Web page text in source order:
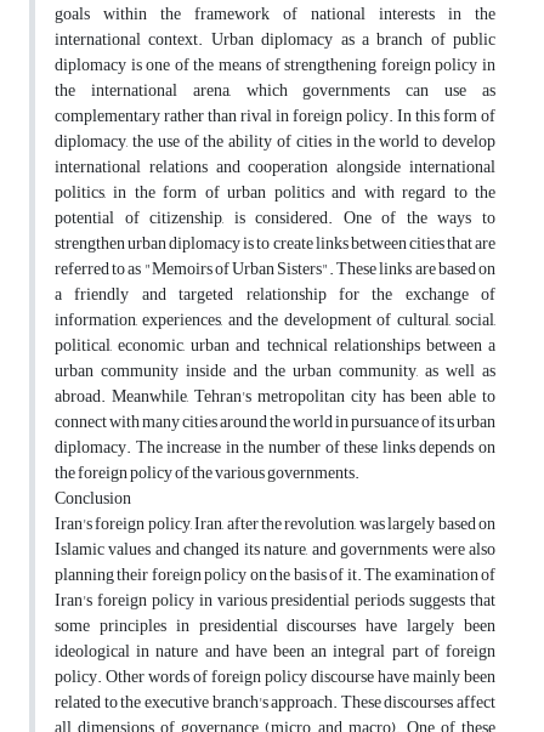
goals within the framework of national interests in the
international context. Urban diplomacy as a branch of public
diplomacy is one of the means of strengthening foreign policy in
the international arena, which governments can use as
complementary rather than rival in foreign policy. In this form of
diplomacy, the use of the ability of cities in the world to develop
international relations and cooperation alongside international
politics, in the form of urban politics and with regard to the
potential of citizenship, is considered. One of the ways to
strengthen urban diplomacy is to create links between cities that are
referred to as "Memoirs of Urban Sisters". These links are based on
a friendly and targeted relationship for the exchange of
information, experiences, and the development of cultural, social,
political, economic, urban and technical relationships between a
urban community inside and the urban community, as well as
abroad. Meanwhile, Tehran's metropolitan city has been able to
connect with many cities around the world in pursuance of its urban
diplomacy. The increase in the number of these links depends on
the foreign policy of the various governments.
Conclusion
Iran's foreign policy, Iran, after the revolution, was largely based on
Islamic values ​​and changed its nature, and governments were also
planning their foreign policy on the basis of it. The examination of
Iran's foreign policy in various presidential periods suggests that
some principles in presidential discourses have largely been
ideological in nature and have been an integral part of foreign
policy. Other words of foreign policy discourse have mainly been
related to the executive branch's approach. These discourses affect